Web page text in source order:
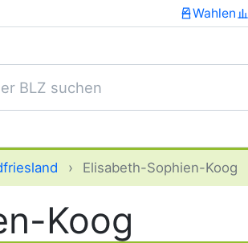
Wahlen
› Elisabeth-Sophien-Koog
Koog